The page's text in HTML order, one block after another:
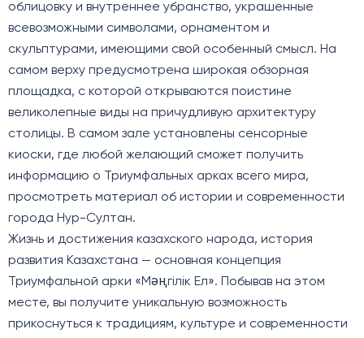
облицовку и внутреннее убранство, украшенные
всевозможными символами, орнаментом и
скульптурами, имеющими свой особенный смысл. На
самом верху предусмотрена широкая обзорная
площадка, с которой открываются поистине
великолепные виды на причудливую архитектуру
столицы. В самом зале установлены сенсорные
киоски, где любой желающий сможет получить
информацию о Триумфальных арках всего мира,
просмотреть материал об истории и современности
города Нур-Султан.
Жизнь и достижения казахского народа, история
развития Казахстана — основная концепция
Триумфальной арки «Мәңгілік Ел». Побывав на этом
месте, вы получите уникальную возможность
прикоснуться к традициям, культуре и современности